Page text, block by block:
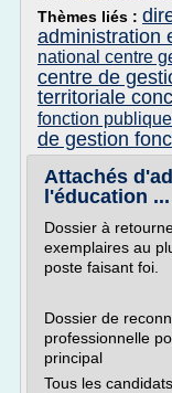
Thèmes liés :
administration
national centre
centre de
territoriale
fonction
de gestion
Attachés
l'éducation ...
Dossier à
exemplaires au
poste faisant foi.
Dossier de
professionnelle
principal
Tous les